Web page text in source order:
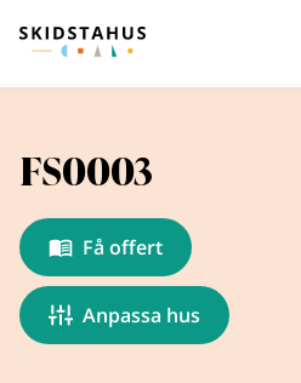
FS0003
Få offert
Anpassa hus